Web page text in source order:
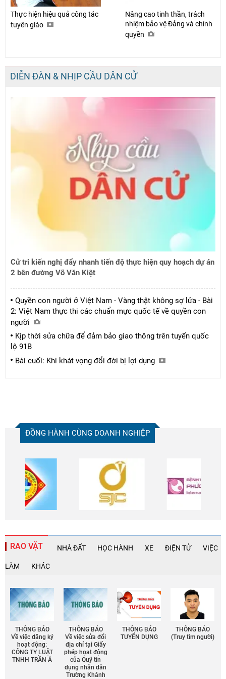
Thực hiện hiệu quả công tác
tuyên giáo
Nâng cao tinh thần, trách
nhiệm bảo vệ Đảng và chính
quyền
DIỄN ĐÀN & NHỊP CẦU DÂN CỬ
Cử tri kiến nghị đẩy nhanh tiến độ thực hiện quy hoạch dự án
2 bên đường Võ Văn Kiệt
Quyền con người ở Việt Nam - Vàng thật không sợ lửa - Bài
2: Việt Nam thực thi các chuẩn mực quốc tế về quyền con
người
Kịp thời sửa chữa để đảm bảo giao thông trên tuyến quốc
lộ 91B
Bài cuối: Khi khát vọng đổi đời bị lợi dụng
ĐỒNG HÀNH CÙNG DOANH NGHIỆP
RAO VẶT NHÀ ĐẤT HỌC HÀNH XE ĐIỆN TỬ VIỆC
LÀM KHÁC
THÔNG BÁO
Về việc đăng ký
hoạt động:
CÔNG TY LUẬT
TNHH TRẦN Á
THÔNG BÁO
Về việc sửa đổi
địa chỉ tại Giấy
phép họat động
của Quỹ tín
dụng nhân dân
Trường Khánh
THÔNG BÁO
TUYỂN DỤNG
THÔNG BÁO
(Truy tìm người)